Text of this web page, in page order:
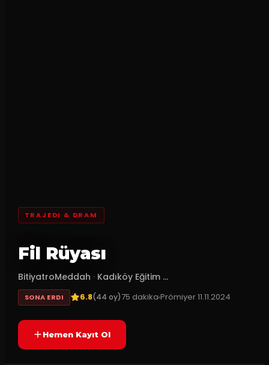
TRAJEDI & DRAM
Fil Rüyası
BitiyatroMeddah · Kadıköy Eğitim ...
SONA ERDI 6.8(44 oy)75 dakikaPrömiyer11.11.2024
Hemen Kayıt Ol